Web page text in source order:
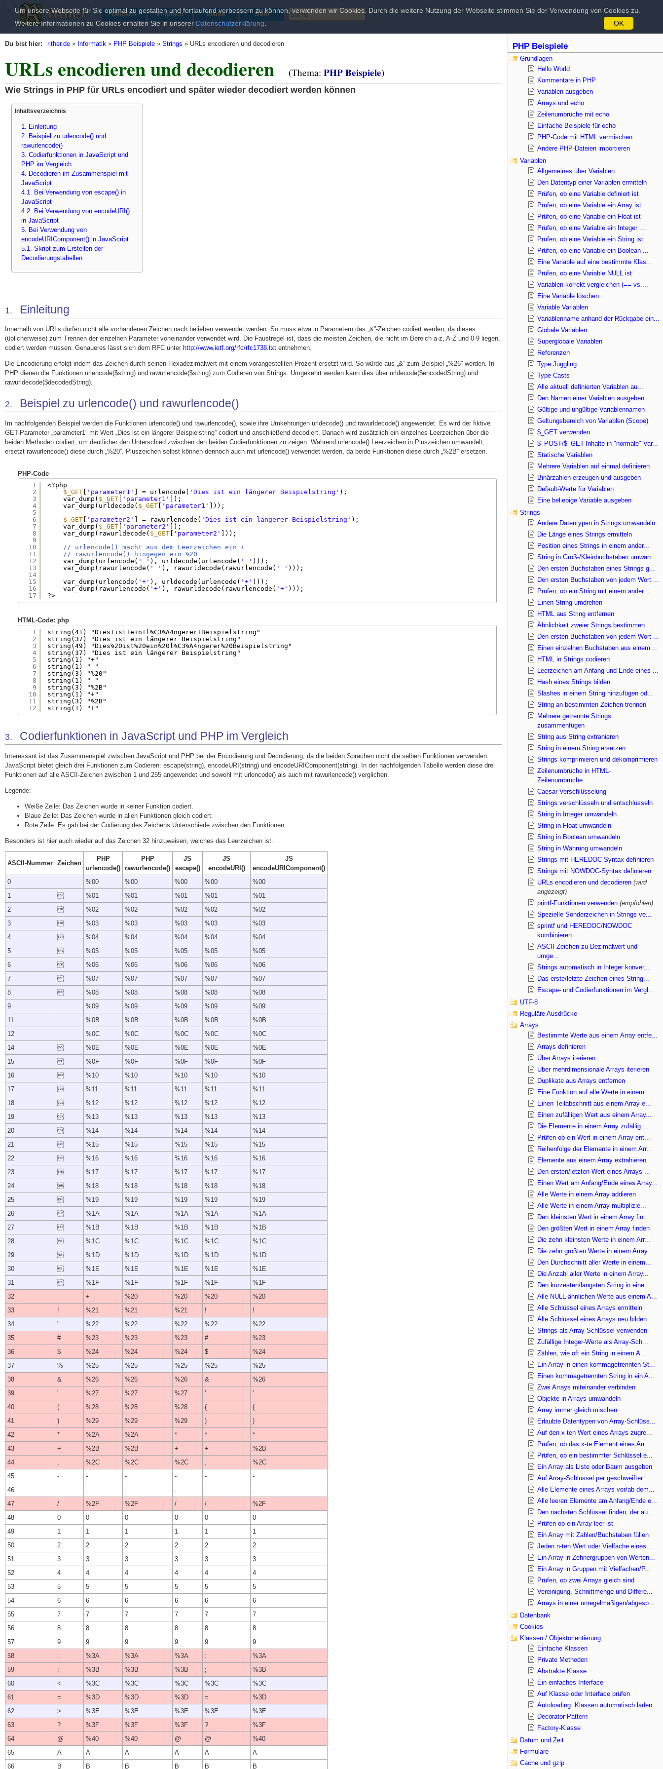
Deutsch Englisch Mathe Mehr
Du bist hier: rither.de » Informatik » PHP Beispiele »Strings » URLs encodieren und decodieren
URLs encodieren und decodieren (Thema:PHP Beispiele)
Wie Strings in PHP für URLs encodiert und später wieder decodiert werden können
Inhaltsverzeichnis
1. Einleitung
2. Beispiel zu urlencode() und
rawurlencode()
3. Codierfunktionen in JavaScript und
PHP im Vergleich
4. Decodieren im Zusammenspiel mit
JavaScript
4.1. Bei Verwendung von escape() in
JavaScript
4.2. Bei Verwendung von encodeURI()
in JavaScript
5. Bei Verwendung von
encodeURIComponent() in JavaScript
5.1. Skript zum Erstellen der
Decodierungstabellen
1. Einleitung
Innerhalb von URLs dürfen nicht alle vorhandenen Zeichen nach belieben verwendet werden. So muss etwa in Parametern das „&”-Zeichen codiert werden, da dieses
(üblicherweise) zum Trennen der einzelnen Parameter voneinander verwendet wird. Die Faustregel ist, dass die meisten Zeichen, die nicht im Bereich a-z, A-Z und 0-9 liegen,
codiert werden müssen. Genaueres lässt sich dem RFC unter http://www.ietf.org/rfc/rfc1738.txt entnehmen.
Die Encodierung erfolgt indem das Zeichen durch seinen Hexadezimalwert mit einem vorangestellten Prozent ersetzt wird. So würde aus „&” zum Beispiel „%26” werden. In
PHP dienen die Funktionen urlencode($string) und rawurlencode($string) zum Codieren von Strings. Umgekehrt werden kann dies über urldecode($encodedString) und
rawurldecode($decodedString).
2. Beispiel zu urlencode() und rawurlencode()
Im nachfolgenden Beispiel werden die Funktionen urlencode() und rawurlencode(), sowie ihre Umkehrungen urldecode() und rawurldecode() angewendet. Es wird der fiktive
GET-Parameter „parameter1” mit Wert „Dies ist ein längerer Beispielstring” codiert und anschließend decodiert. Danach wird zusätzlich ein einzelnes Leerzeichen über die
beiden Methoden codiert, um deutlicher den Unterschied zwischen den beiden Codierfunktionen zu zeigen: Während urlencode() Leerzeichen in Pluszeichen umwandelt,
ersetzt rawurlencode() diese durch „%20”. Pluszeichen selbst können dennoch auch mit urlencode() verwendet werden, da beide Funktionen diese durch „%2B” ersetzen.
PHP-Code
1
2
3
4
5
6
7
8
9
10
11
12
13
14
15
16
17
<?php
$_GET[ 'parameter1' ] = urlencode( 'Dies ist ein längerer Beispielstring' );
var_dump( $_GET[ 'parameter1'
]);
var_dump(urldecode( $_GET[ 'parameter1'
]));
$_GET[ 'parameter2' ] = rawurlencode( 'Dies ist ein längerer Beispielstring' );
var_dump( $_GET[ 'parameter2'
]);
var_dump(rawurldecode( $_GET[ 'parameter2'
]));
// urlencode() macht aus dem Leerzeichen ein +
// rawurlencode() hingegen ein %20
var_dump(urlencode( ' ' ), urldecode(urlencode( ' ' )));
var_dump(rawurlencode( ' ' ), rawurldecode(rawurlencode( ' ' )));
var_dump(urlencode( '+' ), urldecode(urlencode( '+' )));
var_dump(rawurlencode( '+' ), rawurldecode(rawurlencode( '+' )));
?>
HTML-Code: php
1
2
3
4
5
6
7
8
9
10
11
12
string(41) "Dies+ist+ein+l%C3%A4ngerer+Beispielstring"
string(37) "Dies ist ein längerer Beispielstring"
string(49) "Dies%20ist%20ein%20l%C3%A4ngerer%20Beispielstring"
string(37) "Dies ist ein längerer Beispielstring"
string(1) "+"
string(1) " "
string(3) "%20"
string(1) " "
string(3) "%2B"
string(1) "+"
string(3) "%2B"
string(1) "+"
3. Codierfunktionen in JavaScript und PHP im Vergleich
Interessant ist das Zusammenspiel zwischen JavaScript und PHP bei der Encodierung und Decodierung, da die beiden Sprachen nicht die selben Funktionen verwenden.
JavaScript bietet gleich drei Funktionen zum Codieren: escape(string), encodeURI(string) und encodeURIComponent(string). In der nachfolgenden Tabelle werden diese drei
Funktionen auf alle ASCII-Zeichen zwischen 1 und 255 angewendet und sowohl mit urlencode() als auch mit rawurlencode() verglichen.
Legende:
Weiße Zeile: Das Zeichen wurde in keiner Funktion codiert.
Blaue Zeile: Das Zeichen wurde in allen Funktionen gleich codiert.
Rote Zeile: Es gab bei der Codierung des Zeichens Unterschiede zwischen den Funktionen.
Besonders ist hier auch wieder auf das Zeichen 32 hinzuweisen, welches das Leerzeichen ist.
ASCII-Nummer Zeichen
PHP
urlencode()
PHP
rawurlencode()
JS
escape()
JS
encodeURI()
JS
encodeURIComponent()
0
%00 %00 %00 %00
%00
1
 %01 %01 %01 %01
%01
2
 %02 %02 %02 %02
%02
3
 %03 %03 %03 %03
%03
4
 %04 %04 %04 %04
%04
5
 %05 %05 %05 %05
%05
6
 %06 %06 %06 %06
%06
7
 %07 %07 %07 %07
%07
8
 %08 %08 %08 %08
%08
9
%09 %09 %09 %09
%09
11
%0B %0B %0B %0B
%0B
12
%0C %0C %0C %0C
%0C
14
 %0E %0E %0E %0E
%0E
15
 %0F %0F %0F %0F
%0F
16
 %10 %10 %10 %10
%10
17
 %11 %11 %11 %11
%11
18
 %12 %12 %12 %12
%12
19
 %13 %13 %13 %13
%13
20
 %14 %14 %14 %14
%14
21
 %15 %15 %15 %15
%15
22
 %16 %16 %16 %16
%16
23
 %17 %17 %17 %17
%17
24
 %18 %18 %18 %18
%18
25
 %19 %19 %19 %19
%19
26
 %1A %1A %1A %1A
%1A
27
 %1B %1B %1B %1B
%1B
28
%1C %1C %1C %1C
%1C
29
%1D %1D %1D %1D
%1D
30
%1E %1E %1E %1E
%1E
31
%1F %1F %1F %1F
%1F
32
+ %20 %20 %20
%20
33
! %21 %21 %21 !
!
34
" %22 %22 %22 %22
%22
35
# %23 %23 %23 #
%23
36
$ %24 %24 %24 $
%24
37
% %25 %25 %25 %25
%25
38
& %26 %26 %26 &
%26
39
' %27 %27 %27 '
'
40
( %28 %28 %28 (
(
41
) %29 %29 %29 )
)
42
* %2A %2A * *
*
43
+ %2B %2B + +
%2B
44
, %2C %2C %2C ,
%2C
45
- - - - -
-
46
. . . . .
.
47
/ %2F %2F / /
%2F
48
0 0 0 0 0
0
49
1 1 1 1 1
1
50
2 2 2 2 2
2
51
3 3 3 3 3
3
52
4 4 4 4 4
4
53
5 5 5 5 5
5
54
6 6 6 6 6
6
55
7 7 7 7 7
7
56
8 8 8 8 8
8
57
9 9 9 9 9
9
58
: %3A %3A %3A :
%3A
59
; %3B %3B %3B ;
%3B
60
< %3C %3C %3C %3C
%3C
61
= %3D %3D %3D =
%3D
62
> %3E %3E %3E %3E
%3E
63
? %3F %3F %3F ?
%3F
64
@ %40 %40 @ @
%40
65
A A A A A
A
66
B B B B B B
PHP Beispiele
Grundlagen
Hello World
Kommentare in PHP
Variablen ausgeben
Arrays und echo
Zeilenumbrüche mit echo
Einfache Beispiele für echo
PHP-Code mit HTML vermischen
Andere PHP-Dateien importieren
Variablen
Allgemeines über Variablen
Den Datentyp einer Variablen ermitteln
Prüfen, ob eine Variable definiert ist
Prüfen, ob eine Variable ein Array ist
Prüfen, ob eine Variable ein Float ist
Prüfen, ob eine Variable ein Integer ...
Prüfen, ob eine Variable ein String ist
Prüfen, ob eine Variable ein Boolean ...
Eine Variable auf eine bestimmte Klas...
Prüfen, ob eine Variable NULL ist
Variablen korrekt vergleichen (== vs....
Eine Variable löschen
Variable Variablen
Variablenname anhand der Rückgabe ein...
Globale Variablen
Superglobale Variablen
Referenzen
Type Juggling
Type Casts
Alle aktuell definierten Variablen au...
Den Namen einer Variablen ausgeben
Gültige und ungültige Variablennamen
Geltungsbereich von Variablen (Scope)
$_GET verwenden
$_POST/$_GET-Inhalte in "normale" Var...
Statische Variablen
Mehrere Variablen auf einmal definieren
Binärzahlen erzeugen und ausgeben
Default-Werte für Variablen
Eine beliebige Variable ausgeben
Strings
Andere Datentypen in Strings umwandeln
Die Länge eines Strings ermitteln
Position eines Strings in einem ander...
String in Groß-/Kleinbuchstaben umwan...
Den ersten Buchstaben eines Strings g...
Den ersten Buchstaben von jedem Wort ...
Prüfen, ob ein String mit einem ander...
Einen String umdrehen
HTML aus String entfernen
Ähnlichkeit zweier Strings bestimmen
Den ersten Buchstaben von jedem Wort ...
Einen einzelnen Buchstaben aus einem ...
HTML in Strings codieren
Leerzeichen am Anfang und Ende eines ...
Hash eines Strings bilden
Slashes in einem String hinzufügen od...
String an bestimmten Zeichen trennen
Mehrere getrennte Strings
zusammenfügen
String aus String extrahieren
String in einem String ersetzen
Strings komprimieren und dekomprimieren
Zeilenumbrüche in HTML-
Zeilenumbrüche...
Caesar-Verschlüsselung
Strings verschlüsseln und entschlüsseln
String in Integer umwandeln
String in Float umwandeln
String in Boolean umwandeln
String in Währung umwandeln
Strings mit HEREDOC-Syntax definieren
Strings mit NOWDOC-Syntax definieren
URLs encodieren und decodieren (wird
angezeigt)
printf-Funktionen verwenden (empfohlen)
Spezielle Sonderzeichen in Strings ve...
sprintf und HEREDOC/NOWDOC
kombinieren
ASCII-Zeichen zu Dezimalwert und
umge...
Strings automatisch in Integer konver...
Das erste/letzte Zeichen eines String...
Escape- und Codierfunktionen im Vergl...
UTF-8
Reguläre Ausdrücke
Arrays
Bestimmte Werte aus einem Array entfe...
Arrays definieren
Über Arrays iterieren
Über mehrdimensionale Arrays iterieren
Duplikate aus Arrays entfernen
Eine Funktion auf alle Werte in einem...
Einen Teilabschnitt aus einem Array e...
Einen zufälligen Wert aus einem Array...
Die Elemente in einem Array zufällig ...
Prüfen ob ein Wert in einem Array ent...
Reihenfolge der Elemente in einem Arr...
Elemente aus einem Array extrahieren
Den ersten/letzten Wert eines Arrays ...
Einen Wert am Anfang/Ende eines Array...
Alle Werte in einem Array addieren
Alle Werte in einem Array multiplizie...
Den kleinsten Wert in einem Array fin...
Den größten Wert in einem Array finden
Die zehn kleinsten Werte in einem Arr...
Die zehn größten Werte in einem Array...
Den Durchschnitt aller Werte in einem...
Die Anzahl aller Werte in einem Array...
Den kürzesten/längsten String in eine...
Alle NULL-ähnlichen Werte aus einem A...
Alle Schlüssel eines Arrays ermitteln
Alle Schlüssel eines Arrays neu bilden
Strings als Array-Schlüssel verwenden
Zufällige Integer-Werte als Array-Sch...
Zählen, wie oft ein String in einem A...
Ein Array in einen kommagetrennten St...
Einen kommagetrennten String in ein A...
Zwei Arrays miteinander verbinden
Objekte in Arrays umwandeln
Array immer gleich mischen
Erlaubte Datentypen von Array-Schlüss...
Auf den x-ten Wert eines Arrays zugre...
Prüfen, ob das x-te Element eines Arr...
Prüfen, ob ein bestimmter Schlüssel e...
Ein Array als Liste oder Baum ausgeben
Auf Array-Schlüssel per geschweifter ...
Alle Elemente eines Arrays vor/ab dem...
Alle leeren Elemente am Anfang/Ende e...
Den nächsten Schlüssel finden, der au...
Prüfen ob ein Array leer ist
Ein Array mit Zahlen/Buchstaben füllen
Jeden n-ten Wert oder Vielfache eines...
Ein Array in Zehnergruppen von Werten...
Ein Array in Gruppen mit Vielfachen/P...
Prüfen, ob zwei Arrays gleich sind
Vereinigung, Schnittmenge und Differe...
Arrays in einer unregelmäßigen/abgesp...
Datenbank
Cookies
Klassen / Objektorientierung
Einfache Klassen
Private Methoden
Abstrakte Klasse
Ein einfaches Interface
Auf Klasse oder Interface prüfen
Autoloading: Klassen automatisch laden
Decorator-Pattern
Factory-Klasse
Datum und Zeit
Formulare
Cache und gzip
Um unsere Webseite für Sie optimal zu gestalten und fortlaufend verbessern zu können, verwenden wir Cookies. Durch die weitere Nutzung der Webseite stimmen Sie der Verwendung von Cookies zu.
Weitere Informationen zu Cookies erhalten Sie in unserer Datenschutzerklärung OK